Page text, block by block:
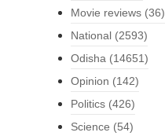
Movie reviews (36)
National (2593)
Odisha (14651)
Opinion (142)
Politics (426)
Science (54)